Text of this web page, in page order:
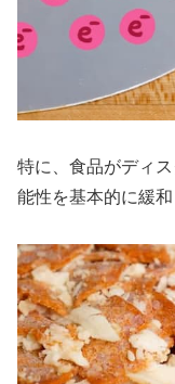
特に、食品がディ
能性を基本的に緩和